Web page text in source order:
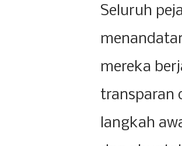
Seluruh
mereka
transparan
langkah